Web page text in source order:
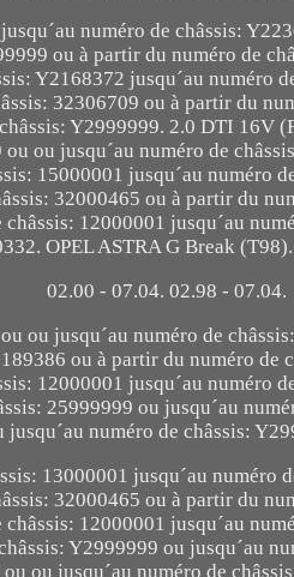
numéro de châssis:
ou à partir du numéro de
Y2168372 jusqu´au numéro
32306709 ou à partir du
Y2999999. 2.0 DTI 16V
ou jusqu´au numéro de
15000001 jusqu´au numéro
32000465 ou à partir du
12000001 jusqu´au
OPEL ASTRA G Break
02.00 - 07.04. 02.98 - 07.04.
ou jusqu´au numéro de
ou à partir du numéro de
12000001 jusqu´au numéro
25999999 ou jusqu´au
jusqu´au numéro de châssis:
13000001 jusqu´au numéro
32000465 ou à partir du
12000001 jusqu´au
Y2999999 ou jusqu´au
ou jusqu´au numéro de